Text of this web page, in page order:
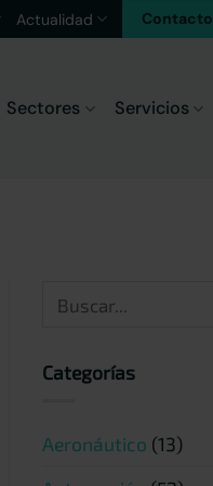
Actualidad Contacto
Sectores Servicios
Categorías
Aeronáutico (13)